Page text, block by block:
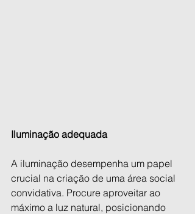
Iluminação adequada
A iluminação desempenha um papel
crucial na criação de uma área social
convidativa. Procure aproveitar ao
máximo a luz natural, posicionando